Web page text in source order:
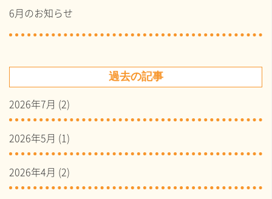
6月のお知らせ
過去の記事
2026年7月 (2)
2026年5月 (1)
2026年4月 (2)